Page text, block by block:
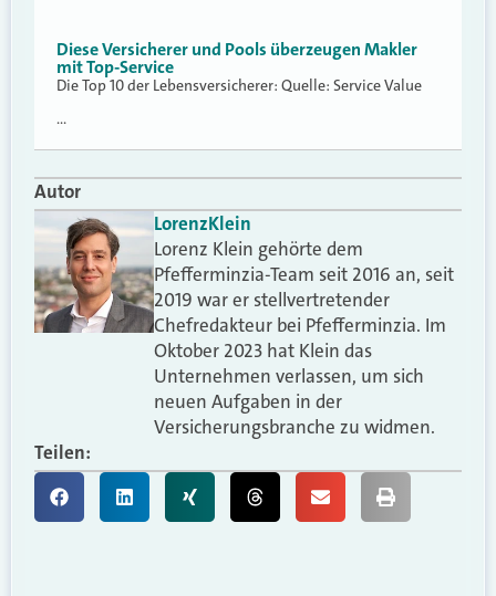
Diese Versicherer und Pools überzeugen Makler
mit Top-Service
Die Top 10 der Lebensversicherer: Quelle: Service Value
…
Autor
LorenzKlein
Lorenz Klein gehörte dem
Pfefferminzia-Team seit 2016 an, seit
2019 war er stellvertretender
Chefredakteur bei Pfefferminzia. Im
Oktober 2023 hat Klein das
Unternehmen verlassen, um sich
neuen Aufgaben in der
Versicherungsbranche zu widmen.
Teilen: